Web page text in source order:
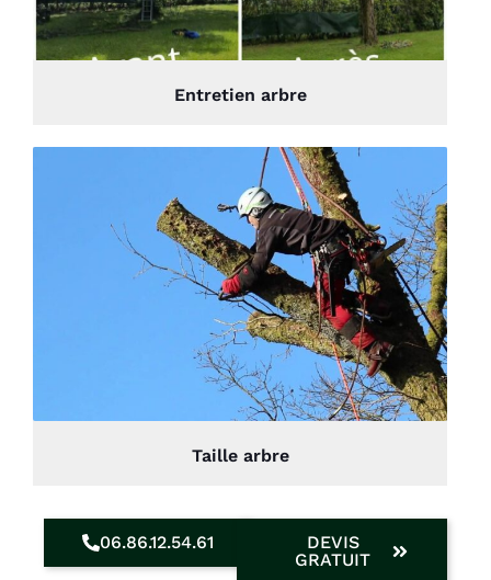
Entretien arbre
Taille arbre
06.86.12.54.61
DEVIS
GRATUIT